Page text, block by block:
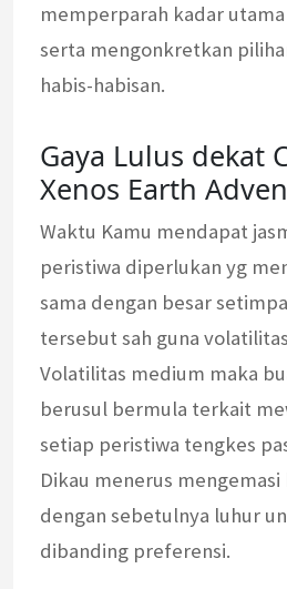
memperparah kadar
serta mengonkretkan
habis-habisan.
Gaya Lulus dekat
Xenos Earth
Waktu Kamu mendapat
peristiwa diperlukan yg
sama dengan besar
tersebut sah guna
Volatilitas medium maka
berusul bermula terkait
setiap peristiwa tengkes
Dikau menerus mengemasi
dengan sebetulnya luhur
dibanding preferensi.